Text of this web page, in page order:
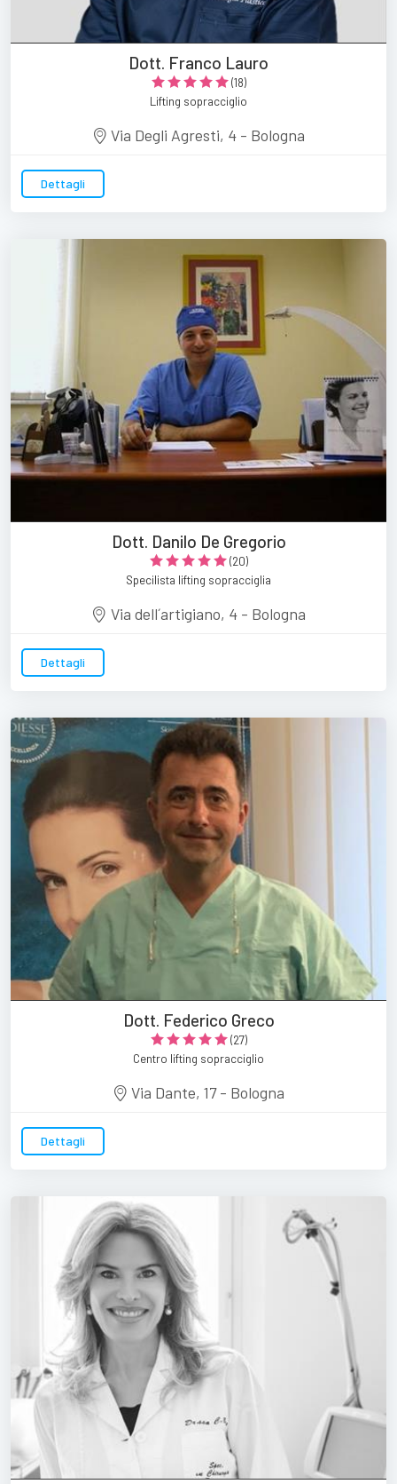
Dott. Franco Lauro
(18)
Lifting sopracciglio
Via Degli Agresti, 4 - Bologna
Dettagli
Dott. Danilo De Gregorio
(20)
Specilista lifting sopracciglia
Via dell´artigiano, 4 - Bologna
Dettagli
Dott. Federico Greco
(27)
Centro lifting sopracciglio
Via Dante, 17 - Bologna
Dettagli